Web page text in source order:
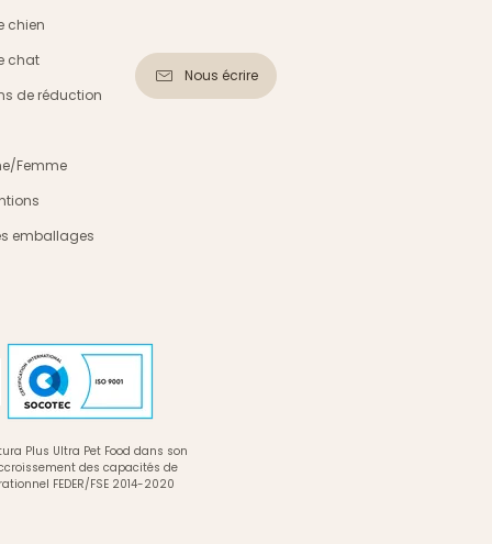
chien
chat
de réduction
Femme
emballages
Nous écrire
Plus Ultra Pet Food dans son
des capacités de
FEDER/FSE 2014-2020